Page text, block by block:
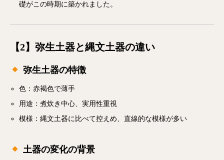
礎がこの時期に築かれました。
【2】弥生土器と縄文土器の違い
弥生土器の特徴
色：赤褐色で薄手
用途：煮炊き中心、実用性重視
模様：縄文土器に比べて控えめ、直線的な模様が多い
土器の変化の背景